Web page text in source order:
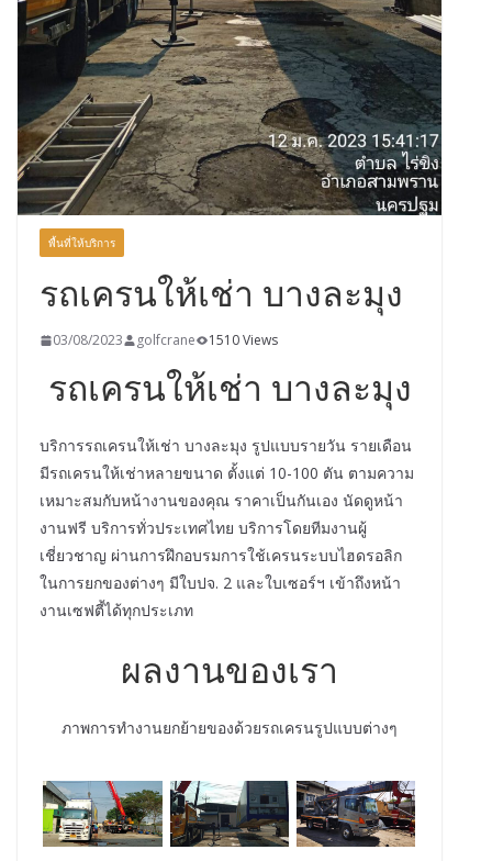
พื้นที่ให้บริการ
รถเครนให้เช่า บางละมุง
03/08/2023 golfcrane 1510 Views
รถเครนให้เช่า บางละมุง
บริการรถเครนให้เช่า บางละมุง รูปแบบรายวัน รายเดือน
มีรถเครนให้เช่าหลายขนาด ตั้งแต่ 10-100 ตัน ตามความ
เหมาะสมกับหน้างานของคุณ ราคาเป็นกันเอง นัดดูหน้า
งานฟรี บริการทั่วประเทศไทย บริการโดยทีมงานผู้
เชี่ยวชาญ ผ่านการฝึกอบรมการใช้เครนระบบไฮดรอลิก
ในการยกของต่างๆ มีใบปจ. 2 และใบเซอร์ฯ เข้าถึงหน้า
งานเซฟตี้ได้ทุกประเภท
ผลงานของเรา
ภาพการทำงานยกย้ายของด้วยรถเครนรูปแบบต่างๆ